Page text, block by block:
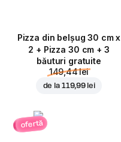
Pizza din belșug 30 cm x
2 + Pizza 30 cm + 3
băuturi gratuite
149,44 lei
de la 119,99 lei
ofertă